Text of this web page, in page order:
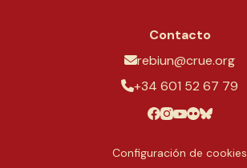
Contacto
rebiun@crue.org
+34 601 52 67 79
Configuración de cookies